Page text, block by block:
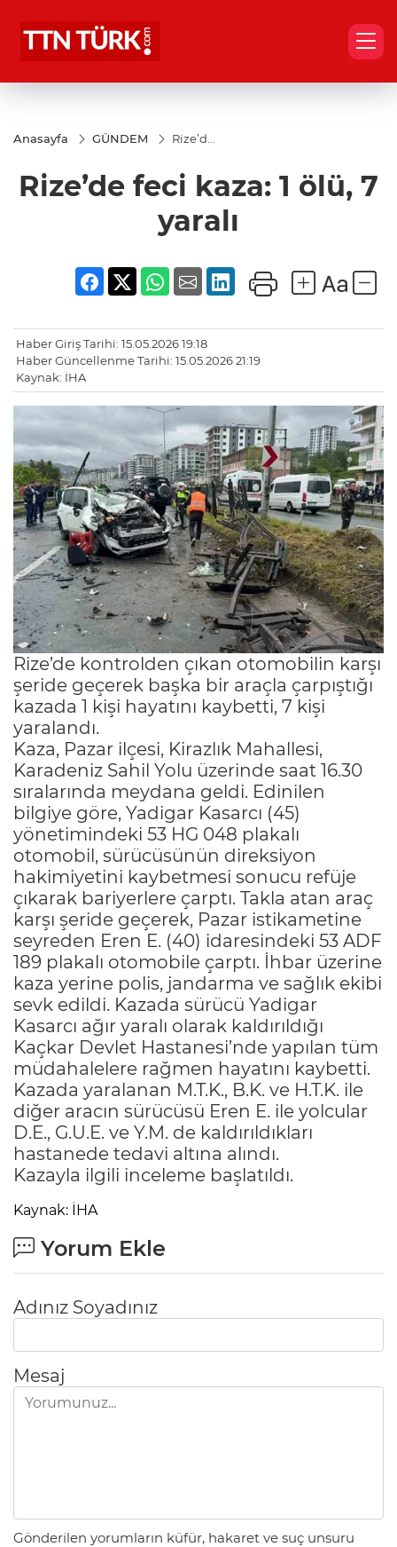
Anasayfa GÜNDEM
Rize’de
ölü, 7
yaralı
Rize’de feci kaza: 1 ölü, 7
yaralı
Haber Giriş Tarihi: 15.05.2026 19:18
Haber Güncellenme Tarihi: 15.05.2026 21:19
Kaynak: İHA
Rize’de kontrolden çıkan otomobilin karşı
şeride geçerek başka bir araçla çarpıştığı
kazada 1 kişi hayatını kaybetti, 7 kişi
yaralandı.
Kaza, Pazar ilçesi, Kirazlık Mahallesi,
Karadeniz Sahil Yolu üzerinde saat 16.30
sıralarında meydana geldi. Edinilen
bilgiye göre, Yadigar Kasarcı (45)
yönetimindeki 53 HG 048 plakalı
otomobil, sürücüsünün direksiyon
hakimiyetini kaybetmesi sonucu refüje
çıkarak bariyerlere çarptı. Takla atan araç
karşı şeride geçerek, Pazar istikametine
seyreden Eren E. (40) idaresindeki 53 ADF
189 plakalı otomobile çarptı. İhbar üzerine
kaza yerine polis, jandarma ve sağlık ekibi
sevk edildi. Kazada sürücü Yadigar
Kasarcı ağır yaralı olarak kaldırıldığı
Kaçkar Devlet Hastanesi’nde yapılan tüm
müdahalelere rağmen hayatını kaybetti.
Kazada yaralanan M.T.K., B.K. ve H.T.K. ile
diğer aracın sürücüsü Eren E. ile yolcular
D.E., G.U.E. ve Y.M. de kaldırıldıkları
hastanede tedavi altına alındı.
Kazayla ilgili inceleme başlatıldı.
Kaynak: İHA
Yorum Ekle
Adınız Soyadınız
Mesaj
Gönderilen yorumların küfür, hakaret ve suç unsuru